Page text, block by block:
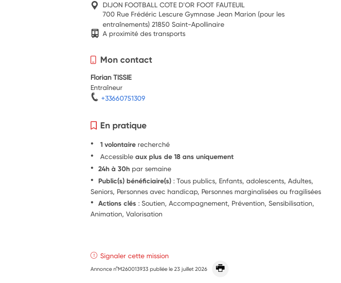
DIJON FOOTBALL COTE D'OR FOOT FAUTEUIL
700 Rue Frédéric Lescure Gymnase Jean Marion (pour les
entraînements) 21850 Saint-Apollinaire
A proximité des transports
Mon contact
Florian TISSIE
Entraîneur
+33660751309
En pratique
1 volontaire recherché
Accessibleaux plus de 18 ans uniquement
24h à 30h par semaine
Public(s) bénéficiaire(s) : Tous publics, Enfants, adolescents, Adultes,
Seniors, Personnes avec handicap, Personnes marginalisées ou fragilisées
Actions clés : Soutien, Accompagnement, Prévention, Sensibilisation,
Animation, Valorisation
Signaler cette mission
Annonce n°M260013933 publiée le23 juillet 2026